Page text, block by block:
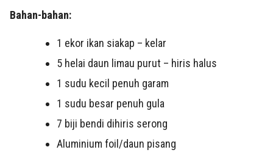
Bahan-bahan:
1 ekor ikan siakap – kelar
5 helai daun limau purut – hiris halus
1 sudu kecil penuh garam
1 sudu besar penuh gula
7 biji bendi dihiris serong
Aluminium foil/daun pisang